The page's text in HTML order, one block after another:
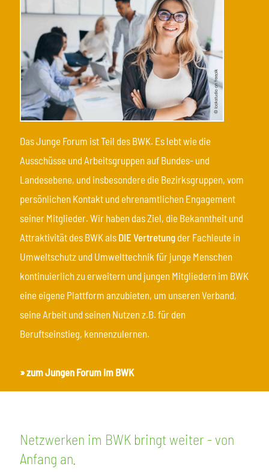
Das Junge Forum ist Teil des BWK. Es lebt wie die
Ausschüsse und Arbeitsgruppen auf Bundes- und
Landesebene, und insbesondere die Bezirksgruppen, vom
persönlichen Kontakt und ehrenamtlichen Engagement
seiner Mitglieder. Wir haben das Ziel, die Bekanntheit und
Attraktivität des BWK als DIE Vertretung der Fachleute in
Umweltschutz und Umwelttechnik für junge Menschen
kontinuierlich zu erweitern und jungen Mitgliedern im BWK
eine eigene Plattform anzubieten, um unseren Verband,
seine Arbeit und seinen Nutzen z.B. für den
Beruftseinstieg, kennenzulernen.
» zum Jungen Forum im BWK
Netzwerken im BWK bringt weiter - von
Anfang an.